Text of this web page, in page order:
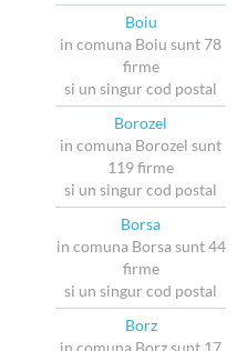
Boiu
in comuna Boiu sunt 78
firme
si un singur cod postal
Borozel
in comuna Borozel sunt
119 firme
si un singur cod postal
Borsa
in comuna Borsa sunt 44
firme
si un singur cod postal
Borz
in comuna Borz sunt 17